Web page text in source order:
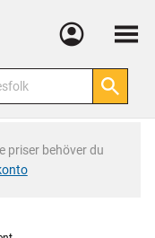
Meny
priser behöver du